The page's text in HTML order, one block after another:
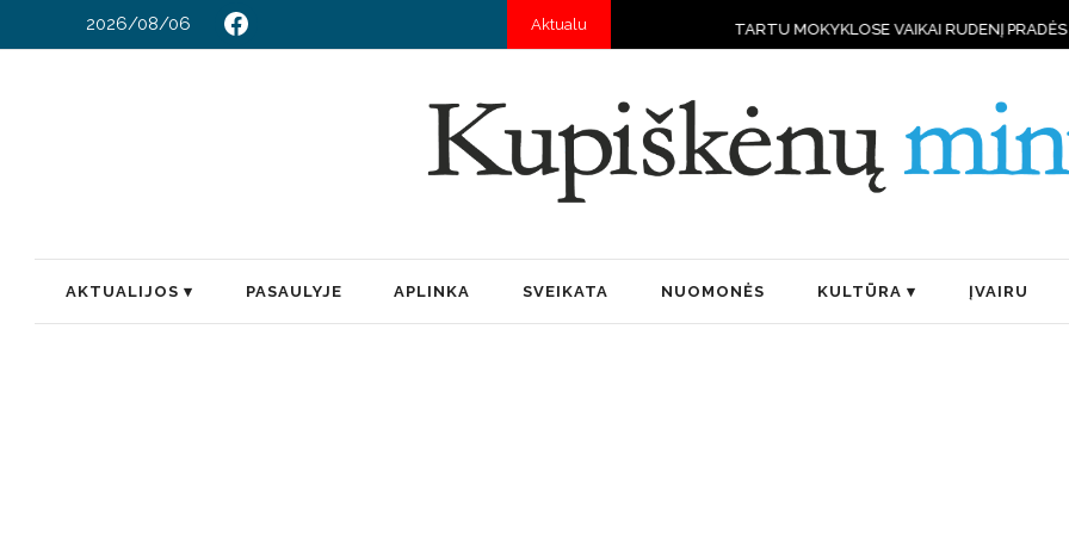
2026/08/06 Aktualu TARTU MOKYKLOSE VAIKAI RUDENĮ PRADĖS MOKYTIS
AKTUALIJOS PASAULYJE APLINKA SVEIKATA NUOMONĖS KULTŪRA ĮVAIRU